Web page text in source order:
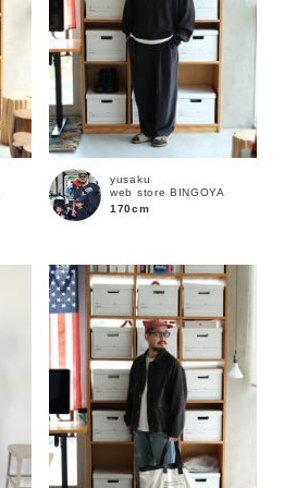
yusaku
web store BINGOYA
170cm